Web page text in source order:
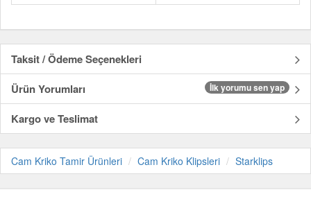
Taksit / Ödeme Seçenekleri
Ürün Yorumları
İlk yorumu sen yap
Kargo ve Teslimat
Cam Kriko Tamir Ürünleri Cam Kriko Klipsleri Starklips